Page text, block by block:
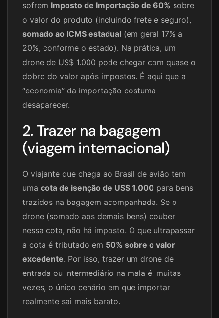
sofrem Imposto de Importação de 60% sobre
o valor do produto (incluindo frete e seguro),
somado ao ICMS estadual (em geral 17% a
20%, conforme o estado). Na prática, um
drone de US$ 1.000 pode chegar com quase o
dobro do valor após impostos. É aqui que a
“economia” da importação costuma
desaparecer.
2. Trazer na bagagem
(viagem internacional)
O viajante que chega ao Brasil de avião tem
uma cota de isenção de US$ 1.000 para bens
trazidos na bagagem acompanhada. Se o
drone (somado aos demais bens) couber
nessa cota, não há imposto. O que ultrapassar
a cota é tributado em 50% sobre o valor
excedente. Por isso, trazer um drone de
entrada ou intermediário na mala é, muitas
vezes, o único cenário em que importar
realmente sai mais barato.